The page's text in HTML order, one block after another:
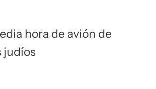
hora de avión de
judíos